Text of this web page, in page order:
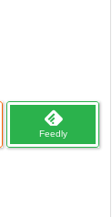
Feedly